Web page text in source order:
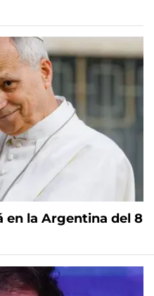
en la Argentina del 8